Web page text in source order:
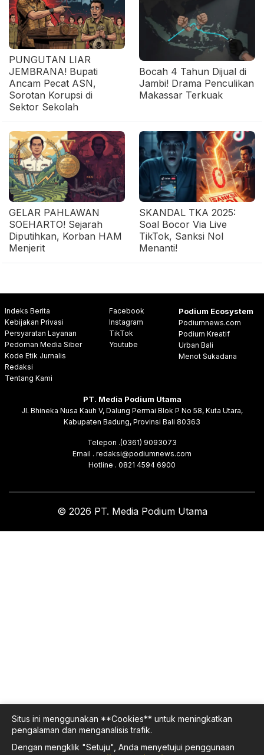
PUNGUTAN LIAR
JEMBRANA! Bupati
Ancam Pecat ASN,
Sorotan Korupsi di
Sektor Sekolah
Bocah 4 Tahun Dijual di
Jambi! Drama Penculikan
Makassar Terkuak
GELAR PAHLAWAN
SOEHARTO! Sejarah
Diputihkan, Korban HAM
Menjerit
SKANDAL TKA 2025:
Soal Bocor Via Live
TikTok, Sanksi Nol
Menanti!
Indeks Berita
Kebijakan Privasi
Persyaratan Layanan
Pedoman Media Siber
Kode Etik Jurnalis
Redaksi
Tentang Kami
Facebook
Instagram
TikTok
Youtube
Podium Ecosystem
Podiumnews.com
Podium Kreatif
Urban Bali
Menot Sukadana
PT. Media Podium Utama
Jl. Bhineka Nusa Kauh V, Dalung Permai Blok P No 58, Kuta Utara,
Kabupaten Badung, Provinsi Bali 80363
Telepon .(0361) 9093073
Email . redaksi@podiumnews.com
Hotline . 0821 4594 6900
© 2026 PT. Media Podium Utama
Situs ini menggunakan **Cookies** untuk meningkatkan
pengalaman dan menganalisis trafik.
Dengan mengklik "Setuju", Anda menyetujui penggunaan